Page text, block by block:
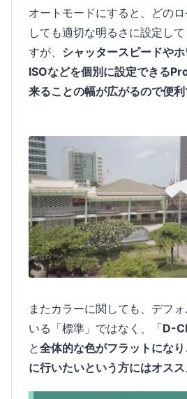
オートモードにすると、どの
しても適切な明るさに設定し
すが、 シャッタースピードやホ
ISOなどを個別に設定できる
来ることの幅が広がるので便利
またカラーに関しても、デフ
いる「標準」ではなく、「D-
と全体的な色がフラットにな
に行いたいという方にはオスス